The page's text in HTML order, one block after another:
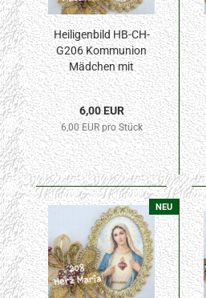
Heiligenbild HB-CH-
G206 Kommunion
Mädchen mit
Goldrand 42x57mm
6,00 EUR
6,00 EUR pro Stück
NEU